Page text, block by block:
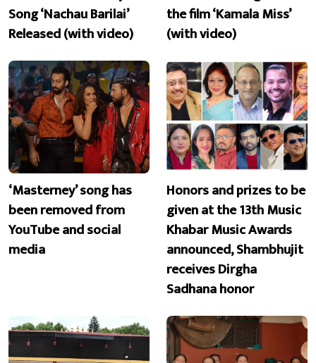
Song ‘Nachau Barilai’
Released (with video)
the film ‘Kamala Miss’
(with video)
‘Masterney’ song has
been removed from
YouTube and social
media
Honors and prizes to be
given at the 13th Music
Khabar Music Awards
announced, Shambhujit
receives Dirgha
Sadhana honor